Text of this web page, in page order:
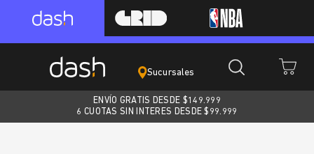
Sucursales
ENVÍO GRATIS DESDE $149.999
6 CUOTAS SIN INTERES DESDE $99.999